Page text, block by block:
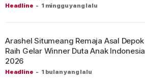
Headline - 1 minggu yang lalu
Headline - 1 bulan yang lalu
Arashel Situmeang Remaja Asal Depok
Raih Gelar Winner Duta Anak Indonesia
2026